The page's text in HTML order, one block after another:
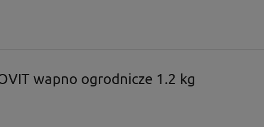
wapno ogrodnicze 1.2 kg